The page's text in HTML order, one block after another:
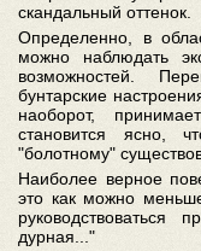
скандальный оттенок.
Определенно, в
можно наблюдать
возможностей.
бунтарские
наоборот,
становится ясно,
"болотному"
Наиболее верное
это как можно
дурная..."